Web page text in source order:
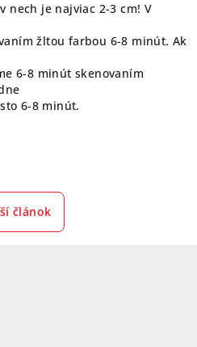
nech je najviac 2-3 cm! V
žltou farbou 6-8 minút. Ak
6-8 minút skenovaním
6-8 minút.
článok